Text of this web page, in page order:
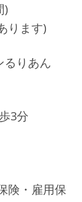
)
ります)
るりあん
3分
険・雇用保